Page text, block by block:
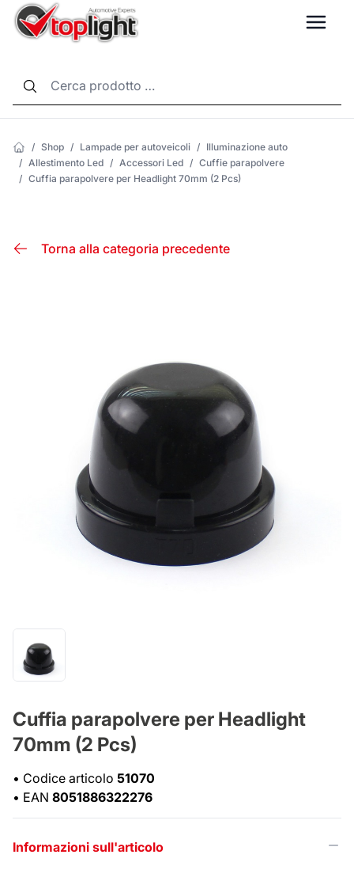
/ Shop / Lampade per autoveicoli / Illuminazione auto
/ Allestimento Led / Accessori Led / Cuffie parapolvere
/ Cuffia parapolvere per Headlight 70mm (2 Pcs)
Torna alla categoria precedente
Cuffia parapolvere per Headlight
70mm (2 Pcs)
• Codice articolo 51070
• EAN 8051886322276
Informazioni sull'articolo